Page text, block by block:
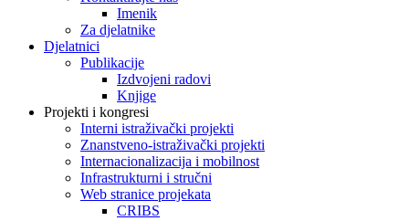
Imenik
Za djelatnike
Djelatnici
Publikacije
Izdvojeni radovi
Knjige
Projekti i kongresi
Interni istraživački projekti
Znanstveno-istraživački projekti
Internacionalizacija i mobilnost
Infrastrukturni i stručni
Web stranice projekata
CRIBS